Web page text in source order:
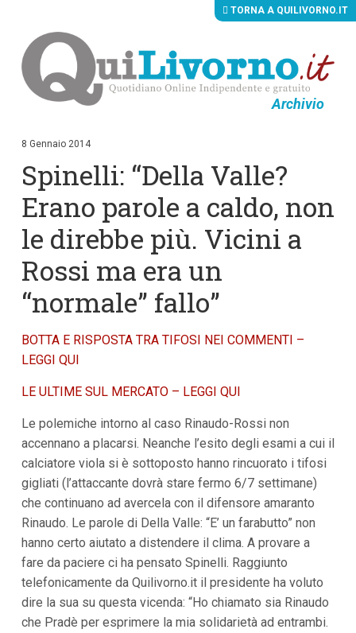
Archivio
i
i
c
t
e
n
u
p
n
c
a
a
i
l
M
e
ù
P
i
n
i
TORNA A QUILIVORNO.IT
8 Gennaio 2014
Spinelli: “Della Valle?
Erano parole a caldo, non
le direbbe più. Vicini a
Rossi ma era un
“normale” fallo”
BOTTA E RISPOSTA TRA TIFOSI NEI COMMENTI –
LEGGI QUI
LE ULTIME SUL MERCATO – LEGGI QUI
Le polemiche intorno al caso Rinaudo-Rossi non
accennano a placarsi. Neanche l’esito degli esami a cui il
calciatore viola si è sottoposto hanno rincuorato i tifosi
gigliati (l’attaccante dovrà stare fermo 6/7 settimane)
che continuano ad avercela con il difensore amaranto
Rinaudo. Le parole di Della Valle: “E’ un farabutto” non
hanno certo aiutato a distendere il clima. A provare a
fare da paciere ci ha pensato Spinelli. Raggiunto
telefonicamente da Quilivorno.it il presidente ha voluto
dire la sua su questa vicenda: “Ho chiamato sia Rinaudo
che Pradè per esprimere la mia solidarietà ad entrambi.